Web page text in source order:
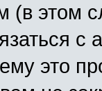
(в этом
это